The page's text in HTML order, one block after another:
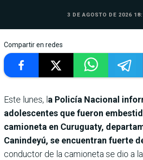
3 DE AGOSTO DE 2026
Compartir en redes
Este lunes, l a Policía Nacional
adolescentes que fueron
camioneta en Curuguaty,
Canindeyú, se encuentran fuerte
conductor de la camioneta se dio a